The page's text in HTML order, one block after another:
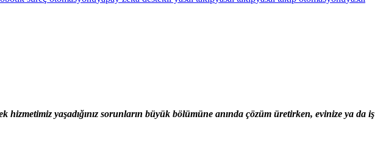
yaşadığınız sorunların büyük bölümüne anında çözüm üretirken, evinize ya da iş